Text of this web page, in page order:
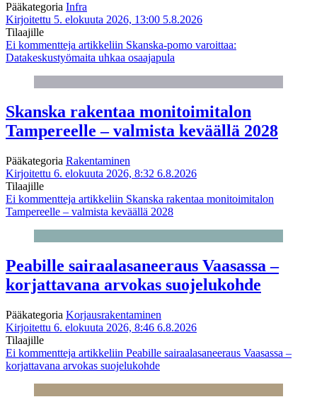
Pääkategoria Infra
Kirjoitettu 5. elokuuta 2026, 13:00 5.8.2026
Tilaajille
Ei kommentteja artikkeliin Skanska-pomo varoittaa:
Datakeskustyömaita uhkaa osaajapula
Skanska rakentaa monitoimitalon
Tampereelle – valmista keväällä 2028
Pääkategoria Rakentaminen
Kirjoitettu 6. elokuuta 2026, 8:32 6.8.2026
Tilaajille
Ei kommentteja artikkeliin Skanska rakentaa monitoimitalon
Tampereelle – valmista keväällä 2028
Peabille sairaalasaneeraus Vaasassa –
korjattavana arvokas suojelukohde
Pääkategoria Korjausrakentaminen
Kirjoitettu 6. elokuuta 2026, 8:46 6.8.2026
Tilaajille
Ei kommentteja artikkeliin Peabille sairaalasaneeraus Vaasassa –
korjattavana arvokas suojelukohde